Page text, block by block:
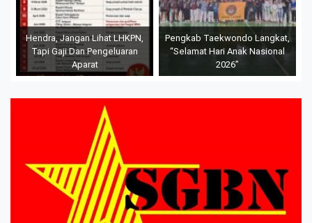
Hendra, Jangan Lihat LHKPN,
Tapi Gaji Dan Pengeluaran
Aparat
Pengkab Taekwondo Langkat,
“Selamat Hari Anak Nasional
2026”